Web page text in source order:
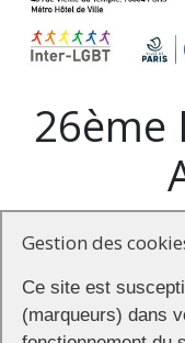
26ème
Le Printemps des
Halle des Blancs
Deux jours pour
Gestion des
Ce site est
(marqueurs) dans